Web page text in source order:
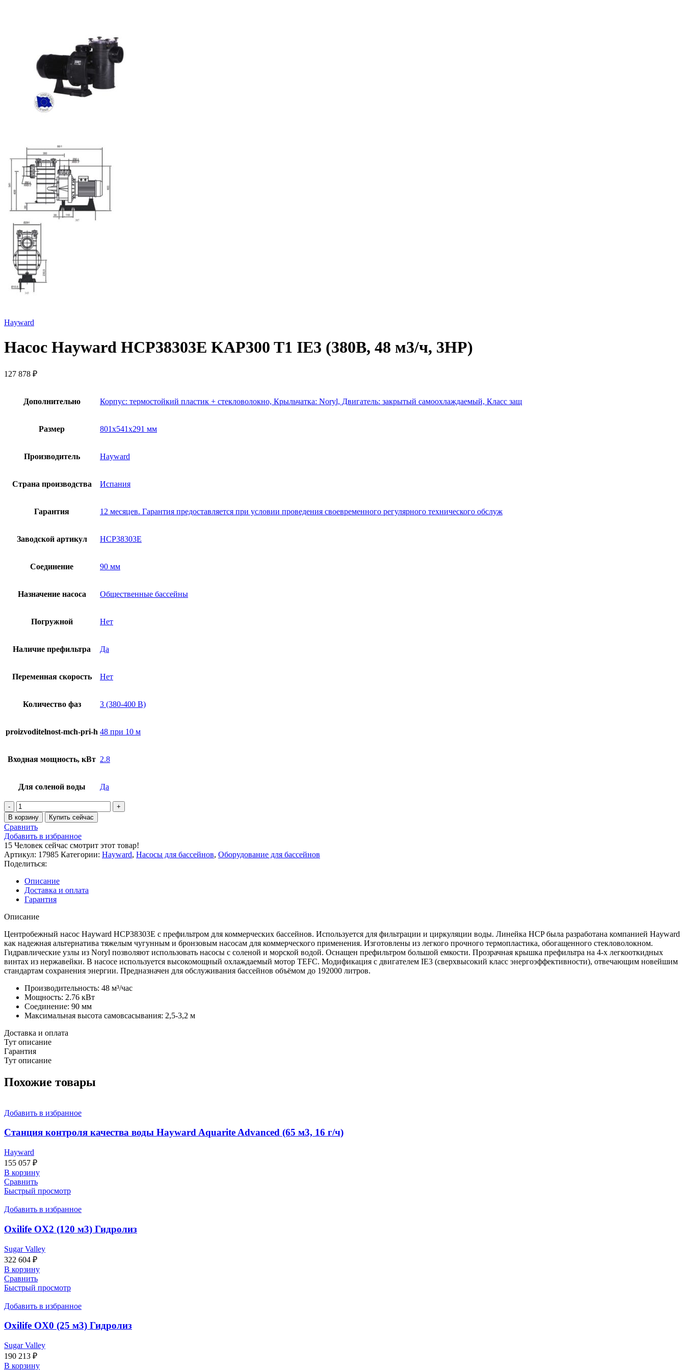
Hayward
Насос Hayward HCP38303E KAP300 T1 IE3 (380В, 48 м3/ч, 3HP)
127 878 ₽
Дополнительно Корпус: термостойкий пластик + стекловолокно, Крыльчатка: Noryl, Двигатель: закрытый самоохлаждаемый, Класс защ
Размер 801х541х291 мм
Производитель Hayward
Страна производства Испания
Гарантия 12 месяцев. Гарантия предоставляется при условии проведения своевременного регулярного технического обслуж
Заводской артикул HCP38303E
Соединение 90 мм
Назначение насоса Общественные бассейны
Погружной Нет
Наличие префильтра Да
Переменная скорость Нет
Количество фаз 3 (380-400 В)
proizvoditelnost-mch-pri-h 48 при 10 м
Входная мощность, кВт 2.8
Для соленой воды Да
Количество
товара
Насос
Hayward
HCP38303E
KAP300
T1
IE3
(380В,
48
м3/
3HP)
В корзину Купить сейчас
Сравнить
Добавить в избранное
15 Человек сейчас смотрит этот товар!
Артикул: 17985 Категории: Hayward, Насосы для бассейнов, Оборудование для бассейнов
Поделиться:
Описание
Доставка и оплата
Гарантия
Описание
Центробежный насос Hayward HCP38303E c префильтром для коммерческих бассейнов. Используется для фильтрации и циркуляции воды. Линейка HCP была разработана компанией Hayward
как надежная альтернатива тяжелым чугунным и бронзовым насосам для коммерческого применения. Изготовлены из легкого прочного термопластика, обогащенного стекловолокном.
Гидравлические узлы из Noryl позволяют использовать насосы с соленой и морской водой. Оснащен префильтром большой емкости. Прозрачная крышка префильтра на 4-х легкооткидных
винтах из нержавейки. В насосе используется высокомощный охлаждаемый мотор TEFC. Модификация с двигателем IE3 (сверхвысокий класс энергоэффективности), отвечающим новейшим
стандартам сохранения энергии. Предназначен для обслуживания бассейнов объёмом до 192000 литров.
Производительность: 48 м³/час
Мощность: 2.76 кВт
Соединение: 90 мм
Максимальная высота самовсасывания: 2,5-3,2 м
Доставка и оплата
Тут описание
Гарантия
Тут описание
Похожие товары
Добавить в избранное
Станция контроля качества воды Hayward Aquarite Advanced (65 м3, 16 г/ч)
Hayward
155 057 ₽
В корзину
Сравнить
Быстрый просмотр
Добавить в избранное
Oxilife OX2 (120 м3) Гидролиз
Sugar Valley
322 604 ₽
В корзину
Сравнить
Быстрый просмотр
Добавить в избранное
Oxilife OX0 (25 м3) Гидролиз
Sugar Valley
190 213 ₽
В корзину